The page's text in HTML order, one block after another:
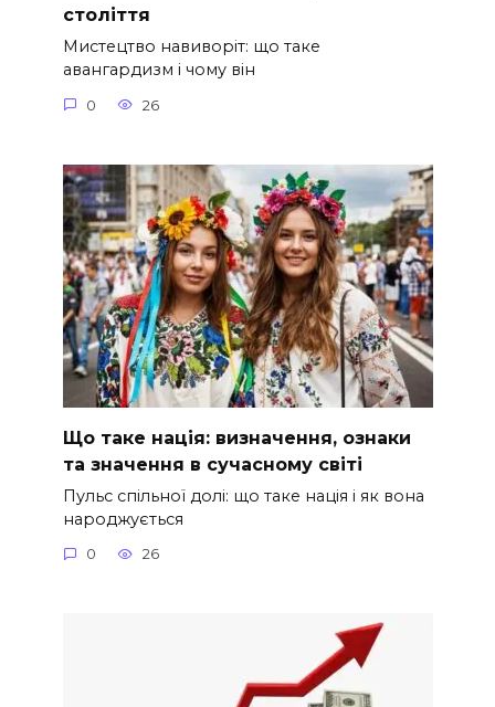
століття
Мистецтво навиворіт: що таке
авангардизм і чому він
0 26
Що таке нація: визначення, ознаки
та значення в сучасному світі
Пульс спільної долі: що таке нація і як вона
народжується
0 26